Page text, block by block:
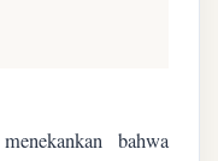
bahwa